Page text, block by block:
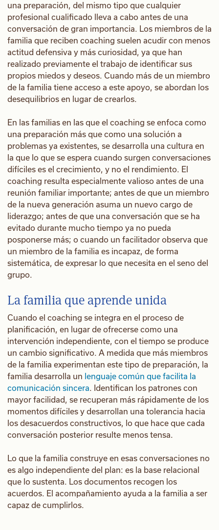
una preparación, del mismo tipo que cualquier
profesional cualificado lleva a cabo antes de una
conversación de gran importancia. Los miembros de la
familia que reciben coaching suelen acudir con menos
actitud defensiva y más curiosidad, ya que han
realizado previamente el trabajo de identificar sus
propios miedos y deseos. Cuando más de un miembro
de la familia tiene acceso a este apoyo, se abordan los
desequilibrios en lugar de crearlos.
En las familias en las que el coaching se enfoca como
una preparación más que como una solución a
problemas ya existentes, se desarrolla una cultura en
la que lo que se espera cuando surgen conversaciones
difíciles es el crecimiento, y no el rendimiento. El
coaching resulta especialmente valioso antes de una
reunión familiar importante; antes de que un miembro
de la nueva generación asuma un nuevo cargo de
liderazgo; antes de que una conversación que se ha
evitado durante mucho tiempo ya no pueda
posponerse más; o cuando un facilitador observa que
un miembro de la familia es incapaz, de forma
sistemática, de expresar lo que necesita en el seno del
grupo.
La familia que aprende unida
Cuando el coaching se integra en el proceso de
planificación, en lugar de ofrecerse como una
intervención independiente, con el tiempo se produce
un cambio significativo. A medida que más miembros
de la familia experimentan este tipo de preparación, la
familia desarrolla un lenguaje común que facilita la
comunicación sincera. Identifican los patrones con
mayor facilidad, se recuperan más rápidamente de los
momentos difíciles y desarrollan una tolerancia hacia
los desacuerdos constructivos, lo que hace que cada
conversación posterior resulte menos tensa.
Lo que la familia construye en esas conversaciones no
es algo independiente del plan: es la base relacional
que lo sustenta. Los documentos recogen los
acuerdos. El acompañamiento ayuda a la familia a ser
capaz de cumplirlos.